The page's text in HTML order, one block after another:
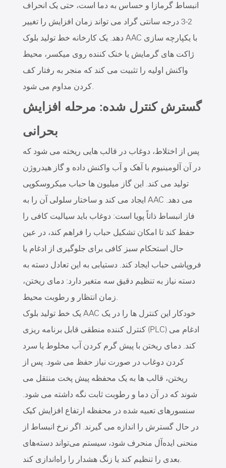
انبساط گرمازا و حساس به دما است، حتی یک انحراف
2-3 درجه سانتی گراد می تواند زمان افزایش را تغییر
دهد. یک کارخانه خط تولید بلوک AAC با یکپارچه سازی
ژاکت های گرمایش یا خنک کننده روی میکسر، محیط
واکنش اولیه را تثبیت می کند که منجر به رفتار کف
کردن مداوم می شود.
گسترش کنترل شده: مرحله افزایش
بحرانی
پس از اختلاط، دوغاب در قالب هایی ریخته می شود که
در آن آلومینیوم با آهک و آب واکنش داده و گاز هیدروژن
تولید می کند. این گاز میلیون ها حباب میکروسکوپی
ایجاد می کند و ساختار سلولی آن را به AAC می دهد.
فاز انبساط ذاتاً پویا است: دوغاب باید سیالیت کافی را
حفظ کند تا امکان تشکیل حباب را فراهم کند، در عین
حال استحکام سبز کافی برای جلوگیری از ادغام یا
فروپاشی حباب ایجاد کند. دستیابی به این تعادل دسته به
دسته نیاز به تنظیم دقیق سه متغیر دارد: دمای ریختن،
زمان انتظار و رطوبت محیط.
یک خط تولید بلوک AAC خودکار این کنترل ها را در یک
کنترل کننده منطقی قابل برنامه ریزی (PLC) ادغام می
کند. دمای ریختن با پیش گرم کردن آب مخلوط یا سرد
کردن دوغاب در صورت نیاز حفظ می شود. پس از
ریختن، قالب ها به یک محفظه پیش پخت منتقل می
شوند که در آن دما و رطوبت ثابت نگه داشته می شود.
سنسورهای تعبیه شده در محفظه ارتفاع افزایش کیک
در حال گسترش را اندازه می گیرند. اگر نرخ انبساط از
منحنی ایده‌آل منحرف شود، سیستم می‌تواند دسته‌های
بعدی را تنظیم کند یا زنگ هشدار را راه‌اندازی کند.